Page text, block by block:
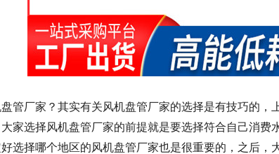
管厂家？其实有关风机盘管厂家的选择是有技巧的
家选择风机盘管厂家的前提就是要选择符合自己消
选择哪个地区的风机盘管厂家也是很重要的，之后